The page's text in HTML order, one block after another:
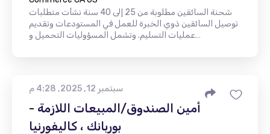
شحنة السائقين مطلوبة من 25 إلى 40 سنة نشأت متطلبات
توصيل السائقين ذوي الخبرة للعمل في المستودعات وتقديم
عمليات التسليم. وتشمل المسؤوليات التحميل و…
سبتمبر 12, 2025, 4:28 م
أمين الصندوق/المبيعات اللازمة -
بوربانك ، كاليفورنيا